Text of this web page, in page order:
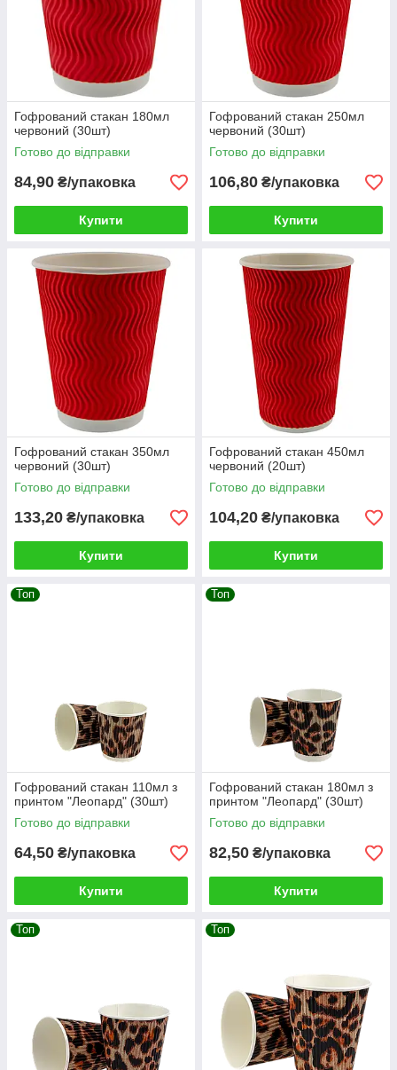
Гофрований стакан 180мл
червоний (30шт)
Готово до відправки
84,90 ₴/упаковка
Купити
Гофрований стакан 250мл
червоний (30шт)
Готово до відправки
106,80 ₴/упаковка
Купити
Гофрований стакан 350мл
червоний (30шт)
Готово до відправки
133,20 ₴/упаковка
Купити
Гофрований стакан 450мл
червоний (20шт)
Готово до відправки
104,20 ₴/упаковка
Купити
Топ
Гофрований стакан 110мл з
принтом "Леопард" (30шт)
Готово до відправки
64,50 ₴/упаковка
Купити
Топ
Гофрований стакан 180мл з
принтом "Леопард" (30шт)
Готово до відправки
82,50 ₴/упаковка
Купити
Топ Топ